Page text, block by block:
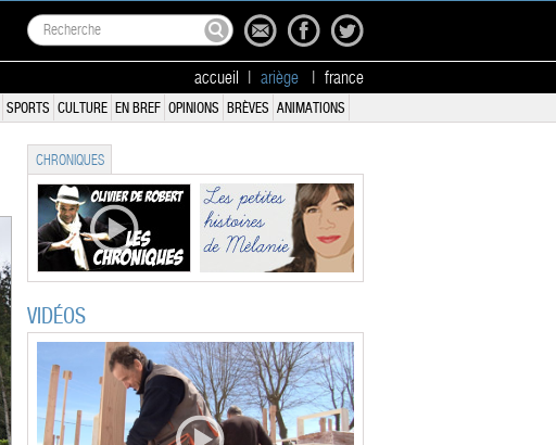
accueil ariège france
SPORTS CULTURE EN BREF OPINIONS BRÈVES ANIMATIONS
CHRONIQUES
VIDÉOS